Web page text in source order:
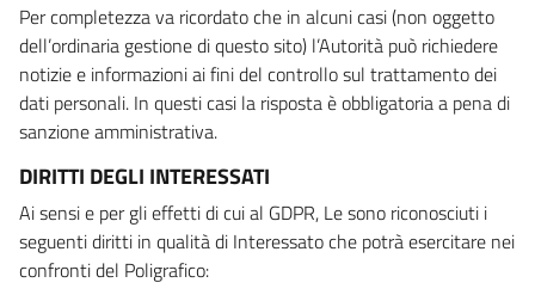
Per completezza va ricordato che in alcuni casi (non oggetto
dell’ordinaria gestione di questo sito) l’Autorità può richiedere
notizie e informazioni ai fini del controllo sul trattamento dei
dati personali. In questi casi la risposta è obbligatoria a pena di
sanzione amministrativa.
DIRITTI DEGLI INTERESSATI
Ai sensi e per gli effetti di cui al GDPR, Le sono riconosciuti i
seguenti diritti in qualità di Interessato che potrà esercitare nei
confronti del Poligrafico: